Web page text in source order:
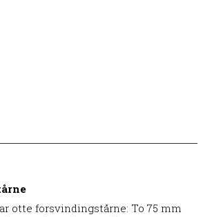
otte forsvindingstårne: To 75 mm